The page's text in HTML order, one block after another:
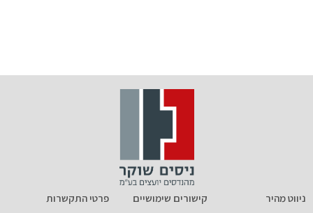
ניווט מהיר קישורים שימושיים פרטי התקשרות